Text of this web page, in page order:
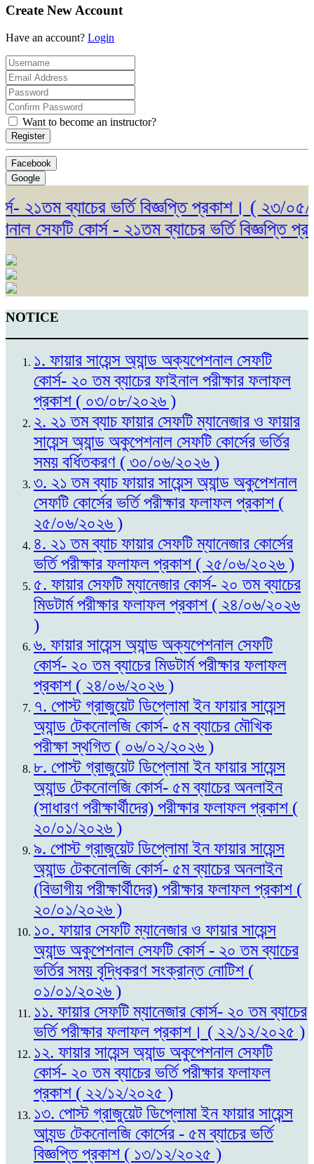
Create New Account
Have an account? Login
Want to become an instructor?
Register
Facebook
Google
ব্যাচের ভর্তি বিজ্ঞপ্তি প্রকাশ। ( ২৩/০৫/
সেফটি কোর্স - ২১তম ব্যাচের ভর্তি বিজ্ঞপ্তি
NOTICE
১. ফায়ার সায়েন্স অ্যান্ড অক্যপেশনাল সেফটি
কোর্স- ২০ তম ব্যাচের ফাইনাল পরীক্ষার ফলাফল
প্রকাশ ( ০৩/০৮/২০২৬ )
২. ২১ তম ব্যাচ ফায়ার সেফটি ম্যানেজার ও ফায়ার
সায়েন্স অ্যান্ড অকুপেশনাল সেফটি কোর্সের ভর্তির
সময় বর্ধিতকরণ ( ৩০/০৬/২০২৬ )
৩. ২১ তম ব্যাচ ফায়ার সায়েন্স অ্যান্ড অকুপেশনাল
সেফটি কোর্সের ভর্তি পরীক্ষার ফলাফল প্রকাশ (
২৫/০৬/২০২৬ )
৪. ২১ তম ব্যাচ ফায়ার সেফটি ম্যানেজার কোর্সের
ভর্তি পরীক্ষার ফলাফল প্রকাশ ( ২৫/০৬/২০২৬ )
৫. ফায়ার সেফটি ম্যানেজার কোর্স- ২০ তম ব্যাচের
মিডটার্ম পরীক্ষার ফলাফল প্রকাশ ( ২৪/০৬/২০২৬
)
৬. ফায়ার সায়েন্স অ্যান্ড অক্যপেশনাল সেফটি
কোর্স- ২০ তম ব্যাচের মিডটার্ম পরীক্ষার ফলাফল
প্রকাশ ( ২৪/০৬/২০২৬ )
৭. পোস্ট গ্রাজুয়েট ডিপ্লোমা ইন ফায়ার সায়েন্স
অ্যান্ড টেকনোলজি কোর্স- ৫ম ব্যাচের মৌখিক
পরীক্ষা স্থগিত ( ০৬/০২/২০২৬ )
৮. পোস্ট গ্রাজুয়েট ডিপ্লোমা ইন ফায়ার সায়েন্স
অ্যান্ড টেকনোলজি কোর্স- ৫ম ব্যাচের অনলাইন
(সাধারণ পরীক্ষার্থীদের) পরীক্ষার ফলাফল প্রকাশ (
২০/০১/২০২৬ )
৯. পোস্ট গ্রাজুয়েট ডিপ্লোমা ইন ফায়ার সায়েন্স
অ্যান্ড টেকনোলজি কোর্স- ৫ম ব্যাচের অনলাইন
(বিভাগীয় পরীক্ষার্থীদের) পরীক্ষার ফলাফল প্রকাশ (
২০/০১/২০২৬ )
১০. ফায়ার সেফটি ম্যানেজার ও ফায়ার সায়েন্স
অ্যান্ড অকুপেশনাল সেফটি কোর্স - ২০ তম ব্যাচের
ভর্তির সময় বৃদ্ধিকরণ সংক্রান্ত নোটিশ (
০১/০১/২০২৬ )
১১. ফায়ার সেফটি ম্যানেজার কোর্স- ২০ তম ব্যাচের
ভর্তি পরীক্ষার ফলাফল প্রকাশ। ( ২২/১২/২০২৫ )
১২. ফায়ার সায়েন্স অ্যান্ড অকুপেশনাল সেফটি
কোর্স- ২০ তম ব্যাচের ভর্তি পরীক্ষার ফলাফল
প্রকাশ ( ২২/১২/২০২৫ )
১৩. পোস্ট গ্রাজুয়েট ডিপ্লোমা ইন ফায়ার সায়েন্স
আ্যন্ড টেকনোলজি কোর্সের - ৫ম ব্যাচের ভর্তি
বিজ্ঞপ্তি প্রকাশ ( ১৩/১২/২০২৫ )